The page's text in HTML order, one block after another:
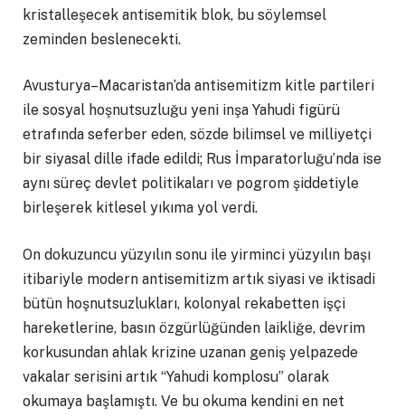
kristalleşecek antisemitik blok, bu söylemsel
zeminden beslenecekti.
Avusturya–Macaristan’da antisemitizm kitle partileri
ile sosyal hoşnutsuzluğu yeni inşa Yahudi figürü
etrafında seferber eden, sözde bilimsel ve milliyetçi
bir siyasal dille ifade edildi; Rus İmparatorluğu’nda ise
aynı süreç devlet politikaları ve pogrom şiddetiyle
birleşerek kitlesel yıkıma yol verdi.
On dokuzuncu yüzyılın sonu ile yirminci yüzyılın başı
itibariyle modern antisemitizm artık siyasi ve iktisadi
bütün hoşnutsuzlukları, kolonyal rekabetten işçi
hareketlerine, basın özgürlüğünden laikliğe, devrim
korkusundan ahlak krizine uzanan geniş yelpazede
vakalar serisini artık “Yahudi komplosu” olarak
okumaya başlamıştı. Ve bu okuma kendini en net